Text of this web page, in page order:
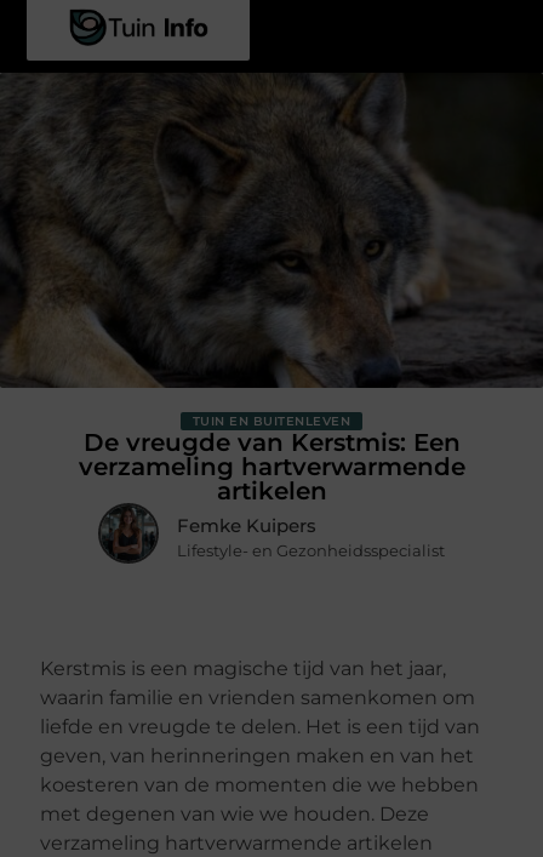
TUIN EN BUITENLEVEN
De vreugde van Kerstmis: Een
verzameling hartverwarmende
artikelen
Femke Kuipers
Lifestyle- en Gezonheidsspecialist
Kerstmis is een magische tijd van het jaar,
waarin familie en vrienden samenkomen om
liefde en vreugde te delen. Het is een tijd van
geven, van herinneringen maken en van het
koesteren van de momenten die we hebben
met degenen van wie we houden. Deze
verzameling hartverwarmende artikelen